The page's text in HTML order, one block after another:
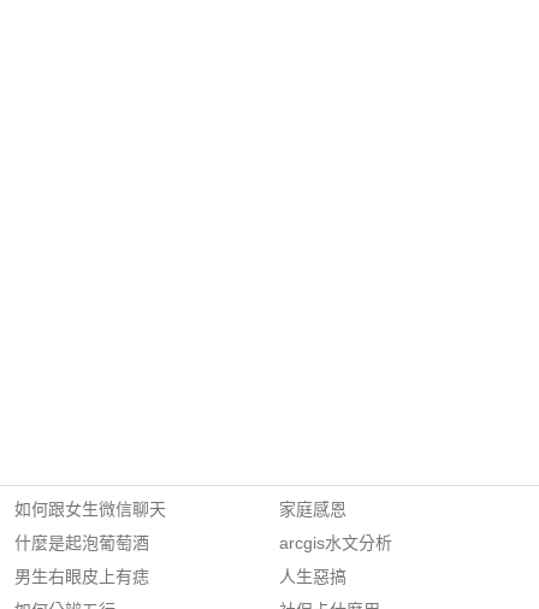
如何跟女生微信聊天
什麼是起泡葡萄酒
男生右眼皮上有痣
家庭感恩
arcgis水文分析
人生惡搞